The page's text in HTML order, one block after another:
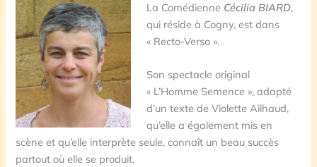
La Comédienne Cécilia BIARD,
qui réside à Cogny, est dans
« Recto-Verso ».
Son spectacle original
« L’Homme Semence », adapté
d’un texte de Violette Ailhaud,
qu’elle a également mis en
scène et qu’elle interprète seule, connaît un beau succès
partout où elle se produit.